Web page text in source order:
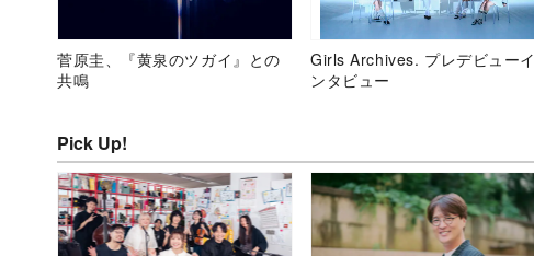
菅原圭、『黄泉のツガイ』との
共鳴
Girls Archives. プレデビューイ
ンタビュー
Pick Up!